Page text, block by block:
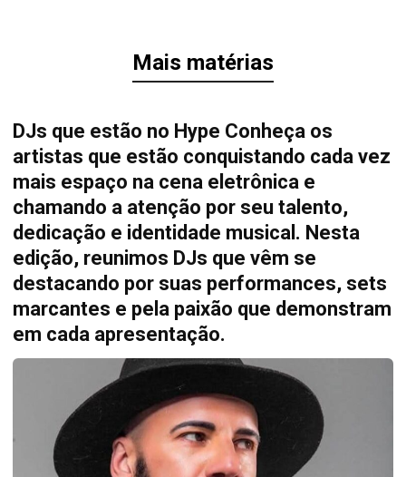
Mais matérias
DJs que estão no Hype Conheça os
artistas que estão conquistando cada vez
mais espaço na cena eletrônica e
chamando a atenção por seu talento,
dedicação e identidade musical. Nesta
edição, reunimos DJs que vêm se
destacando por suas performances, sets
marcantes e pela paixão que demonstram
em cada apresentação.